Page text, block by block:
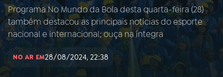
AO VIVO
Programa No Mundo da Bola desta quarta-feira (28)
também destacou as principais notícias do esporte
nacional e internacional; ouça na íntegra
NO AR EM28/08/2024, 22:38